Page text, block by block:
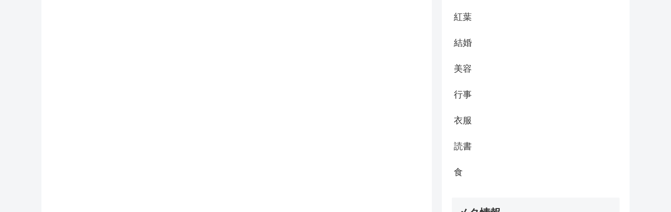
紅葉
結婚
美容
行事
衣服
読書
食